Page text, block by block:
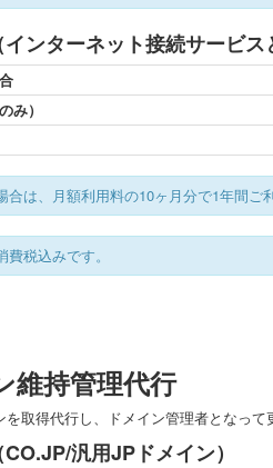
ンターネット接続サービス
み）
合は、月額利用料の10ヶ月分で1年間ご
税込みです。
維持管理代行
を取得代行し、ドメイン管理者となって
汎用JPドメイン）